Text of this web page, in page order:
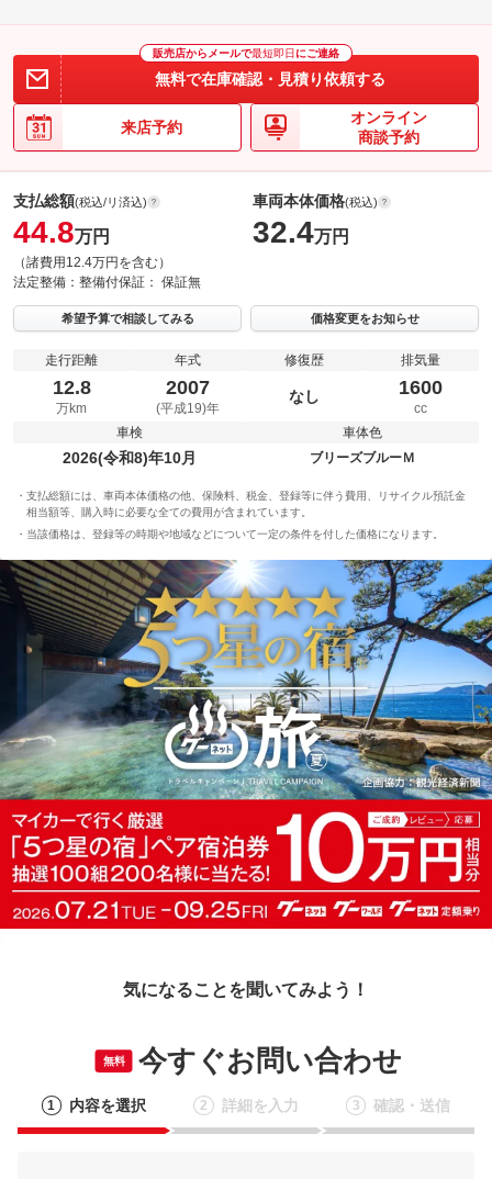
販売店からメールで最短即日 にご連絡
無料で在庫確認・見積り依頼する
来店予約
オンライン
商談予約
支払総額(税込/リ済込)
44.8万円
（諸費用12.4万円を含む）
車両本体価格(税込)
32.4万円
法定整備： 整備付保証： 保証無
希望予算で相談してみる 価格変更をお知らせ
走行距離
12.8
万km
年式
2007
(平成19)年
修復歴
なし
排気量
1600
cc
車検
2026(令和8)年10月
車体色
ブリーズブルーＭ
支払総額には、車両本体価格の他、保険料、税金、登録等に伴う費用、リサイクル預託金
相当額等、購入時に必要な全ての費用が含まれています。
当該価格は、登録等の時期や地域などについて一定の条件を付した価格になります。
気になることを聞いてみよう！
無料 今すぐお問い合わせ
1 内容を選択 2 詳細を入力 3 確認・送信